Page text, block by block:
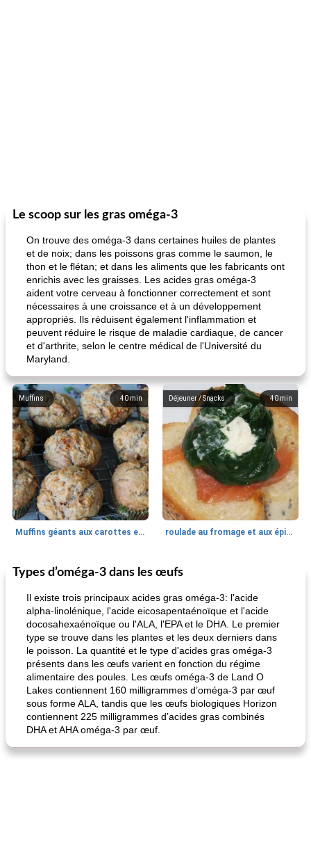
Le scoop sur les gras oméga-3
On trouve des oméga-3 dans certaines huiles de plantes
et de noix; dans les poissons gras comme le saumon, le
thon et le flétan; et dans les aliments que les fabricants ont
enrichis avec les graisses. Les acides gras oméga-3
aident votre cerveau à fonctionner correctement et sont
nécessaires à une croissance et à un développement
appropriés. Ils réduisent également l'inflammation et
peuvent réduire le risque de maladie cardiaque, de cancer
et d'arthrite, selon le centre médical de l'Université du
Maryland.
40 min
Muffins
Muffins géants aux carottes et à la banane de Nif
40 min
Déjeuner / Snacks
roulade au fromage et aux épinards
30min
Marques de confiance: recettes et
astuces
fiesta tostadas
Viande et volaille
le méga's jopp joes
Types d’oméga-3 dans les œufs
Il existe trois principaux acides gras oméga-3: l'acide
alpha-linolénique, l'acide eicosapentaénoïque et l'acide
docosahexaénoïque ou l'ALA, l'EPA et le DHA. Le premier
type se trouve dans les plantes et les deux derniers dans
le poisson. La quantité et le type d'acides gras oméga-3
présents dans les œufs varient en fonction du régime
alimentaire des poules. Les œufs oméga-3 de Land O
Lakes contiennent 160 milligrammes d’oméga-3 par œuf
sous forme ALA, tandis que les œufs biologiques Horizon
contiennent 225 milligrammes d’acides gras combinés
DHA et AHA oméga-3 par œuf.